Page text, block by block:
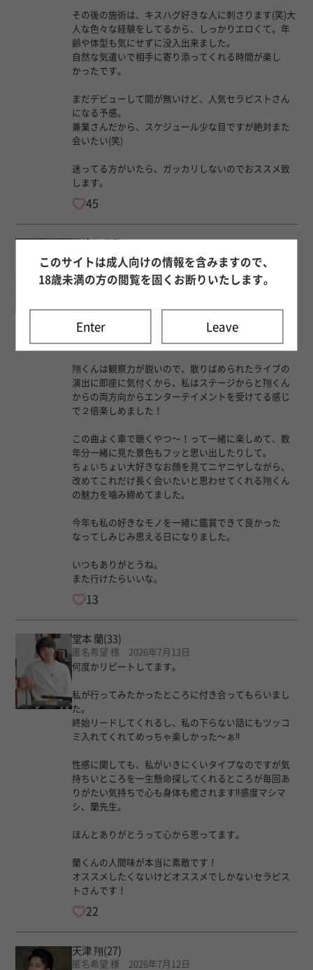
その後の施術は、キスハグ好きな人に刺さります(笑)大
人な色々な経験をしてるから、しっかりエロくて。年
齢や体型も気にせずに没入出来ました。
自然な気遣いで相手に寄り添ってくれる時間が楽し
かったです。
まだデビューして間が無いけど、人気セラピストさん
になる予感。
兼業さんだから、スケジュール少な目ですが絶対また
会いたい(笑)
迷ってる方がいたら、ガッカリしないのでおススメ致
します。
45
天津 翔(27)
匿名希望 様 2026年7月13日
今回はワクワクのライブデートに行ってきました！
その更に数年前、翔くんに初めて会った日にも私の車
でかけてたアーティストのライブで思い入れが強いの
で今回もお誘いしました。
翔くんは観察力が鋭いので、散りばめられたライブの
演出に即座に気付くから、私はステージからと翔くん
からの両方向からエンターテイメントを受けてる感じ
で２倍楽しめました！
この曲よく車で聴くやつ〜！って一緒に楽しめて、数
年分一緒に見た景色もフッと思い出したりして。
ちょいちょい大好きなお顔を見てニヤニヤしながら、
改めてこれだけ長く会いたいと思わせてくれる翔くん
の魅力を噛み締めてました。
今年も私の好きなモノを一緒に鑑賞できて良かった
なってしみじみ思える日になりました。
いつもありがとうね。
また行けたらいいな。
13
堂本 蘭(33)
匿名希望 様 2026年7月13日
何度かリピートしてます。
私が行ってみたかったところに付き合ってもらいまし
た。
終始リードしてくれるし、私の下らない話にもツッコ
ミ入れてくれてめっちゃ楽しかった〜ぁ‼︎
性感に関しても、私がいきにくいタイプなのですが気
持ちいところを一生懸命探してくれるところが毎回あ
りがたい気持ちで心も身体も癒されます‼︎感度マシマ
シ、蘭先生。
ほんとありがとうって心から思ってます。
蘭くんの人間味が本当に素敵です！
オススメしたくないけどオススメでしかないセラピス
トさんです！
22
天津 翔(27)
匿名希望 様 2026年7月12日
このサイトは成人向けの情報を含みますので、
18歳未満の方の閲覧を固くお断りいたします。
Enter Leave